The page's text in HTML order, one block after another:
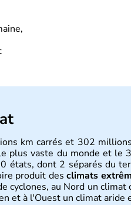
km carrés et 302
plus vaste du monde et le
états, dont 2 séparés du
produit des climats
cyclones, au Nord un
et à l'Ouest un climat aride